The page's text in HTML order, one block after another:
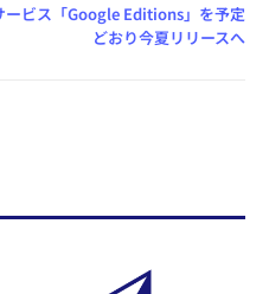
ビス「Google Editions」を予定
どおり今夏リリースへ